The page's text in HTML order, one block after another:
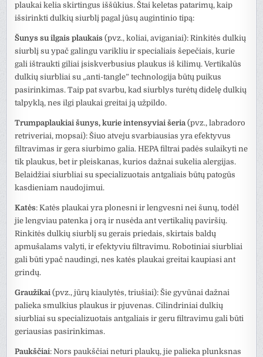
plaukai kelia skirtingus iššūkius. Štai keletas patarimų, kaip
išsirinkti dulkių siurblį pagal jūsų augintinio tipą:
Šunys su ilgais plaukais (pvz., koliai, aviganiai): Rinkitės dulkių
siurblį su ypač galingu varikliu ir specialiais šepečiais, kurie
gali ištraukti giliai įsiskverbusius plaukus iš kilimų. Vertikalūs
dulkių siurbliai su „anti-tangle” technologija būtų puikus
pasirinkimas. Taip pat svarbu, kad siurblys turėtų didelę dulkių
talpyklą, nes ilgi plaukai greitai ją užpildo.
Trumpaplaukiai šunys, kurie intensyviai šeria(pvz., labradoro
retriveriai, mopsai): Šiuo atveju svarbiausias yra efektyvus
filtravimas ir gera siurbimo galia. HEPA filtrai padės sulaikyti ne
tik plaukus, bet ir pleiskanas, kurios dažnai sukelia alergijas.
Belaidžiai siurbliai su specializuotais antgaliais būtų patogūs
kasdieniam naudojimui.
Katės: Katės plaukai yra plonesni ir lengvesni nei šunų, todėl
jie lengviau patenka į orą ir nusėda ant vertikalių paviršių.
Rinkitės dulkių siurblį su gerais priedais, skirtais baldų
apmušalams valyti, ir efektyviu filtravimu. Robotiniai siurbliai
gali būti ypač naudingi, nes katės plaukai greitai kaupiasi ant
grindų.
Graužikai (pvz., jūrų kiaulytės, triušiai): Šie gyvūnai dažnai
palieka smulkius plaukus ir pjuvenas. Cilindriniai dulkių
siurbliai su specializuotais antgaliais ir geru filtravimu gali būti
geriausias pasirinkimas.
Paukščiai: Nors paukščiai neturi plaukų, jie palieka plunksnas